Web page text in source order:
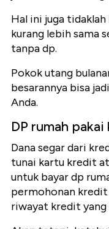
Hal ini juga tidaklah
kurang lebih sama
tanpa dp.
Pokok utang
besarannya bisa
Anda.
DP rumah
Dana segar dari
tunai kartu kredit
untuk bayar dp
permohonan
riwayat kredit yang